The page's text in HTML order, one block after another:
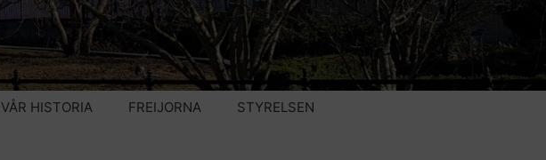
VÅR HISTORIA FREIJORNA STYRELSEN